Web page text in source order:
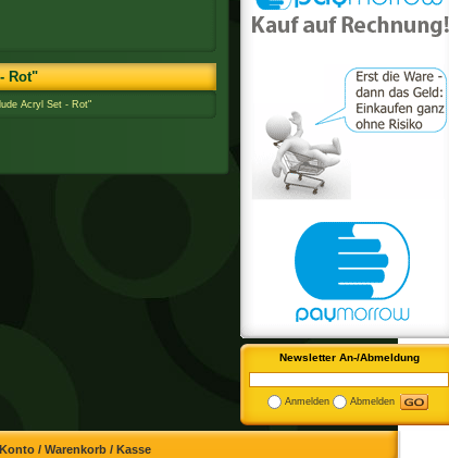
Rot"
Acryl Set - Rot"
Newsletter An-/Abmeldung
Anmelden Abmelden
/ Warenkorb/ Kasse